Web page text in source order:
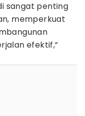
sangat penting
memperkuat
efektif,”